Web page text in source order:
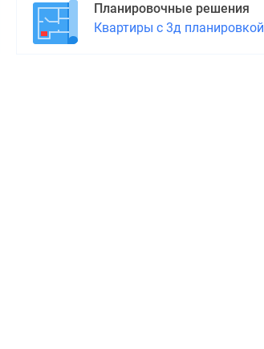
Планировочные решения
Квартиры с 3д планировкой